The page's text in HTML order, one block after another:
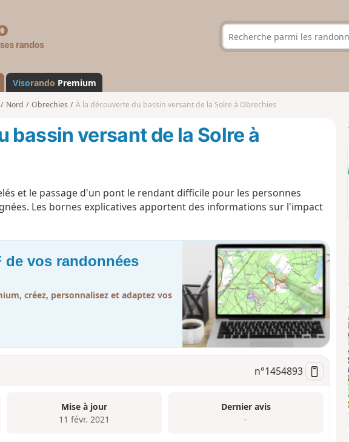
s
a
n
d
Visorando Premium
Nord Obrechies À la découverte du bassin versant de la Solre à Obrechies
bassin versant de la Solre à
et le passage d'un pont le rendant difficile pour les personnes
Les bornes explicatives apportent des informations sur l'impact
de vos randonnées
créez, personnalisez et adaptez vos
n°1454893
Mise à jour
11 févr. 2021
Dernier avis
–